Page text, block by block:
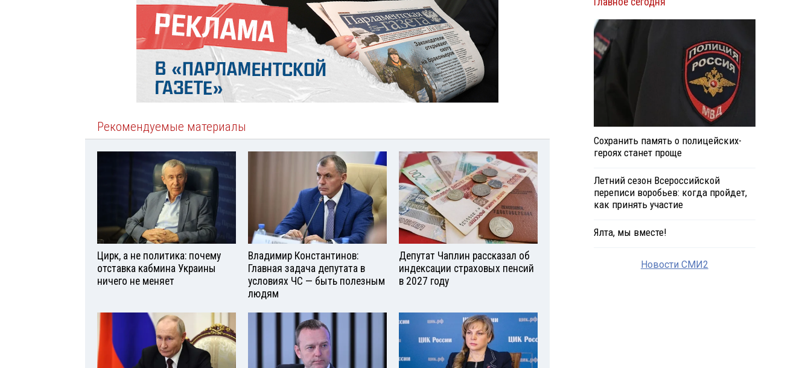
Рекомендуемые материалы
Цирк, а не политика: почему
отставка кабмина Украины
ничего не меняет
Владимир Константинов:
Главная задача депутата в
условиях ЧС — быть полезным
людям
Депутат Чаплин рассказал об
индексации страховых пенсий
в 2027 году
Сохранить память о полицейских-
героях станет проще
Летний сезон Всероссийской
переписи воробьев: когда пройдет,
как принять участие
Ялта, мы вместе!
Новости СМИ2